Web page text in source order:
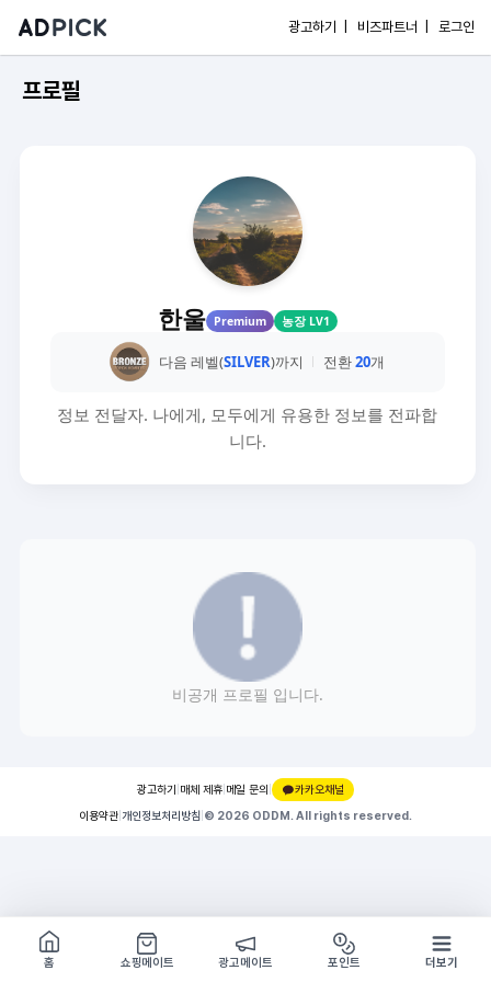
광고하기 | 비즈파트너 | 로그인
프로필
한울 Premium 농장 LV1
다음 레벨(SILVER)까지 전환20개
정보 전달자. 나에게, 모두에게 유용한 정보를 전파합
니다.
비공개 프로필 입니다.
광고하기 매체 제휴 메일 문의 |
카카오채널
이용약관 개인정보처리방침 © 2026 ODDM. All rights reserved.
쇼핑몰 구경하기
방문시 1G
홈
쇼핑메이트 광고메이트 포인트 더보기